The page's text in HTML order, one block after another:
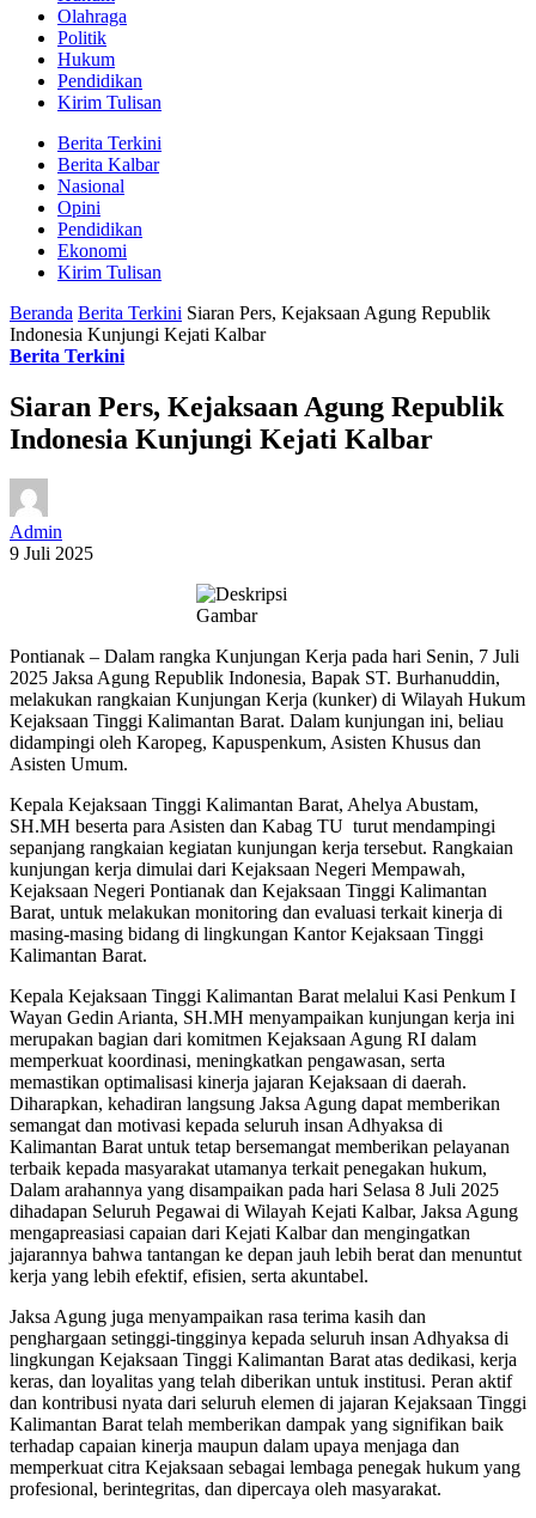
Olahraga
Politik
Hukum
Pendidikan
Kirim Tulisan
Berita Terkini
Berita Kalbar
Nasional
Opini
Pendidikan
Ekonomi
Kirim Tulisan
Beranda Berita Terkini Siaran Pers, Kejaksaan Agung Republik
Indonesia Kunjungi Kejati Kalbar
Berita Terkini
Siaran Pers, Kejaksaan Agung Republik
Indonesia Kunjungi Kejati Kalbar
Admin
9 Juli 2025
Pontianak – Dalam rangka Kunjungan Kerja pada hari Senin, 7 Juli
2025 Jaksa Agung Republik Indonesia, Bapak ST. Burhanuddin,
melakukan rangkaian Kunjungan Kerja (kunker) di Wilayah Hukum
Kejaksaan Tinggi Kalimantan Barat. Dalam kunjungan ini, beliau
didampingi oleh Karopeg, Kapuspenkum, Asisten Khusus dan
Asisten Umum.
Kepala Kejaksaan Tinggi Kalimantan Barat, Ahelya Abustam,
SH.MH beserta para Asisten dan Kabag TU turut mendampingi
sepanjang rangkaian kegiatan kunjungan kerja tersebut. Rangkaian
kunjungan kerja dimulai dari Kejaksaan Negeri Mempawah,
Kejaksaan Negeri Pontianak dan Kejaksaan Tinggi Kalimantan
Barat, untuk melakukan monitoring dan evaluasi terkait kinerja di
masing-masing bidang di lingkungan Kantor Kejaksaan Tinggi
Kalimantan Barat.
Kepala Kejaksaan Tinggi Kalimantan Barat melalui Kasi Penkum I
Wayan Gedin Arianta, SH.MH menyampaikan kunjungan kerja ini
merupakan bagian dari komitmen Kejaksaan Agung RI dalam
memperkuat koordinasi, meningkatkan pengawasan, serta
memastikan optimalisasi kinerja jajaran Kejaksaan di daerah.
Diharapkan, kehadiran langsung Jaksa Agung dapat memberikan
semangat dan motivasi kepada seluruh insan Adhyaksa di
Kalimantan Barat untuk tetap bersemangat memberikan pelayanan
terbaik kepada masyarakat utamanya terkait penegakan hukum,
Dalam arahannya yang disampaikan pada hari Selasa 8 Juli 2025
dihadapan Seluruh Pegawai di Wilayah Kejati Kalbar, Jaksa Agung
mengapreasiasi capaian dari Kejati Kalbar dan mengingatkan
jajarannya bahwa tantangan ke depan jauh lebih berat dan menuntut
kerja yang lebih efektif, efisien, serta akuntabel.
Jaksa Agung juga menyampaikan rasa terima kasih dan
penghargaan setinggi-tingginya kepada seluruh insan Adhyaksa di
lingkungan Kejaksaan Tinggi Kalimantan Barat atas dedikasi, kerja
keras, dan loyalitas yang telah diberikan untuk institusi. Peran aktif
dan kontribusi nyata dari seluruh elemen di jajaran Kejaksaan Tinggi
Kalimantan Barat telah memberikan dampak yang signifikan baik
terhadap capaian kinerja maupun dalam upaya menjaga dan
memperkuat citra Kejaksaan sebagai lembaga penegak hukum yang
profesional, berintegritas, dan dipercaya oleh masyarakat.